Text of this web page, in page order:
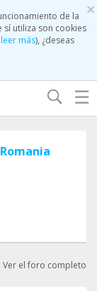
×
de la
utiliza son cookies
más), ¿deseas
☰
Ver el foro completo